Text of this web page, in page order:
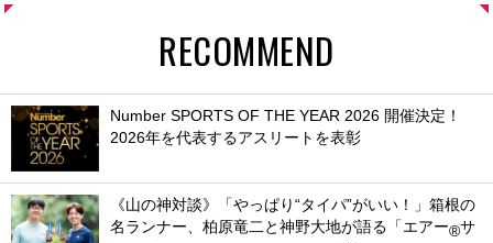
RECOMMEND
Number SPORTS OF THE YEAR 2026 開催決定！
2026年を代表するアスリートを表彰
《山の神対談》「やっぱり“タイパ”がいい！」箱根の
名ランナー、柏原竜二と神野大地が語る「エアー®サ